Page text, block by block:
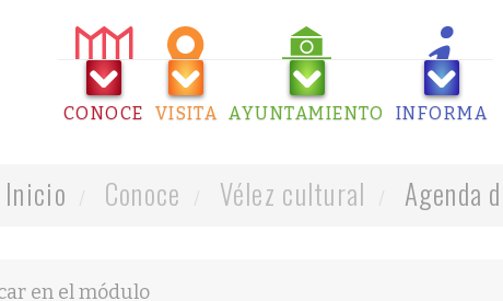
CONOCE VISITA AYUNTAMIENTO INFORMA
Inicio Conoce Vélez cultural Agenda